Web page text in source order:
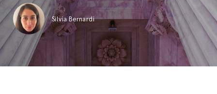
Silvia Bernardi